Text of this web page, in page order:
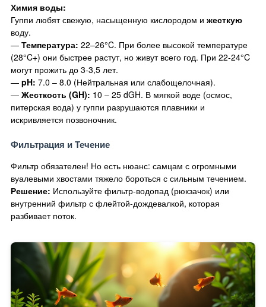
Химия воды:
Гуппи любят свежую, насыщенную кислородом и жесткую
воду.
— Температура: 22–26°C. При более высокой температуре
(28°C+) они быстрее растут, но живут всего год. При 22-24°C
могут прожить до 3-3,5 лет.
— pH: 7.0 – 8.0 (Нейтральная или слабощелочная).
— Жесткость (GH): 10 – 25 dGH. В мягкой воде (осмос,
питерская вода) у гуппи разрушаются плавники и
искривляется позвоночник.
Фильтрация и Течение
Фильтр обязателен! Но есть нюанс: самцам с огромными
вуалевыми хвостами тяжело бороться с сильным течением.
Решение: Используйте фильтр-водопад (рюкзачок) или
внутренний фильтр с флейтой-дождевалкой, которая
разбивает поток.